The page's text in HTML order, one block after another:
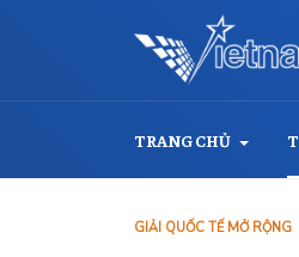
TRANG CHỦ
GIẢI QUỐC TẾ MỞ RỘNG